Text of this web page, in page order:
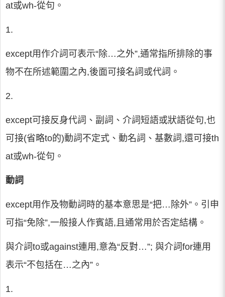
at或wh-從句。
1.
except用作介詞可表示“除…之外”,通常指所排除的事
物不在所述範圍之內,後面可接名詞或代詞。
2.
except可接反身代詞、副詞、介詞短語或狀語從句,也
可接(省略to的)動詞不定式、動名詞、基數詞,還可接th
at或wh-從句。
動詞
except用作及物動詞時的基本意思是“把…除外”。引申
可指“免除”,一般接人作賓語,且通常用於否定結構。
與介詞to或against連用,意為“反對…”; 與介詞for連用
表示“不包括在…之內”。
1.